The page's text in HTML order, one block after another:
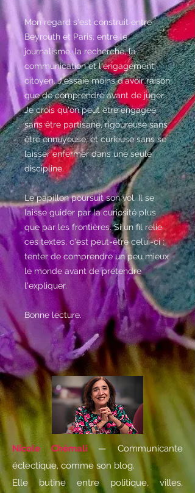
Mon regard s'est construit entre
Beyrouth et Paris, entre le
journalisme, la recherche, la
communication et l'engagement
citoyen. J'essaie moins d'avoir raison
que de comprendre avant de juger.
Je crois qu'on peut être engagée
sans être partisane, rigoureuse sans
être ennuyeuse, et curieuse sans se
laisser enfermer dans une seule
discipline.
Le papillon poursuit son vol. Il se
laisse guider par la curiosité plus
que par les frontières. Si un fil relie
ces textes, c'est peut-être celui-ci :
tenter de comprendre un peu mieux
le monde avant de prétendre
l'expliquer.
Bonne lecture.
Nicole Chémali — Communicante
éclectique, comme son blog.
Elle butine entre politique, villes,